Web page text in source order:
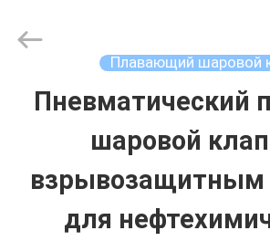
ДОМОЙ
ПРОДУКТЫ
valve
group.
Reserved.
Плавающий шаровой
Пневматический
шаровой
взрывозащитным
для